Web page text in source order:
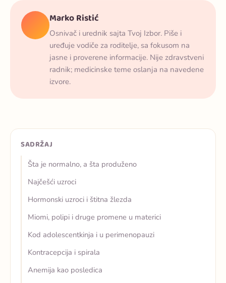
Marko Ristić
Osnivač i urednik sajta Tvoj Izbor. Piše i
uređuje vodiče za roditelje, sa fokusom na
jasne i proverene informacije. Nije zdravstveni
radnik; medicinske teme oslanja na navedene
izvore.
SADRŽAJ
Šta je normalno, a šta produženo
Najčešći uzroci
Hormonski uzroci i štitna žlezda
Miomi, polipi i druge promene u materici
Kod adolescentkinja i u perimenopauzi
Kontracepcija i spirala
Anemija kao posledica